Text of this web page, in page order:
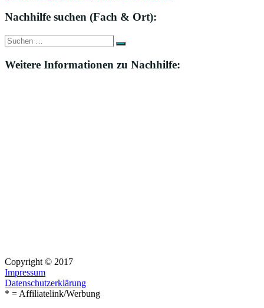
Nachhilfe suchen (Fach & Ort):
Suche
nach:
Suchen
Weitere Informationen zu Nachhilfe:
Copyright © 2017
Impressum
Datenschutzerklärung
* = Affiliatelink/Werbung